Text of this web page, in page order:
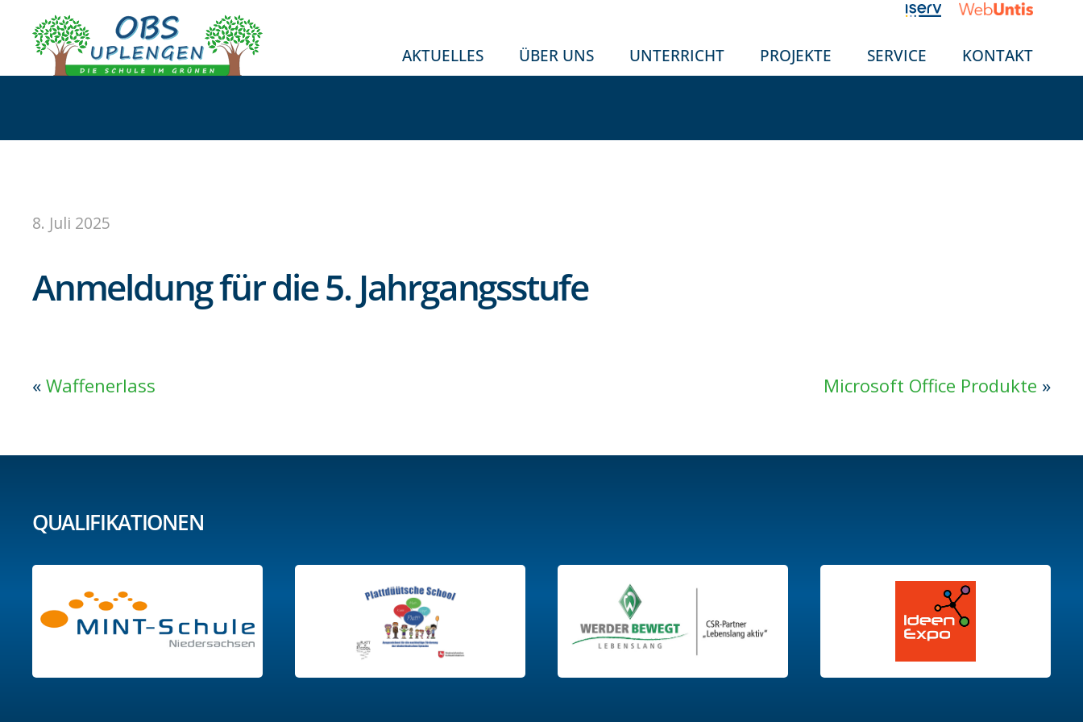
AKTUELLES ÜBER UNS UNTERRICHT PROJEKTE SERVICE KONTAKT
8. Juli 2025
Anmeldung für die 5. Jahrgangsstufe
« Waffenerlass Microsoft Office Produkte »
QUALIFIKATIONEN